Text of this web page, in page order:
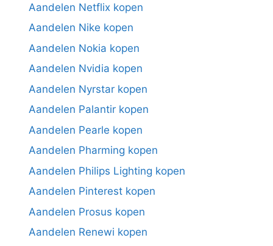
Aandelen Netflix kopen
Aandelen Nike kopen
Aandelen Nokia kopen
Aandelen Nvidia kopen
Aandelen Nyrstar kopen
Aandelen Palantir kopen
Aandelen Pearle kopen
Aandelen Pharming kopen
Aandelen Philips Lighting kopen
Aandelen Pinterest kopen
Aandelen Prosus kopen
Aandelen Renewi kopen